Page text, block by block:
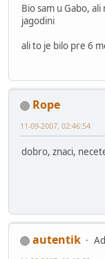
Bio sam u Gabo,
jagodini
ali to je bilo pre 6
Rope
11-09-2007, 02:46:54
dobro, znaci,
autentik